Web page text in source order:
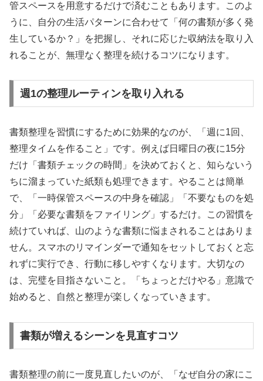
管スペースを用意するだけで済むこともあります。このよ
うに、自分の生活パターンに合わせて「何の書類が多く発
生しているか？」を把握し、それに応じた収納法を取り入
れることが、無理なく整理を続けるコツになります。
週1の整理ルーティンを取り入れる
書類整理を習慣にするために効果的なのが、「週に1回、
整理タイムを作ること」です。例えば日曜日の夜に15分
だけ「書類チェックの時間」を決めておくと、知らないう
ちに溜まっていた紙類も処理できます。やることは簡単
で、「一時保管スペースの中身を確認」「不要なものを処
分」「必要な書類をファイリング」するだけ。この習慣を
続けていれば、山のような書類に悩まされることはありま
せん。スマホのリマインダーで通知をセットしておくと忘
れずに実行でき、行動に移しやすくなります。大切なの
は、完璧を目指さないこと。「ちょっとだけやる」意識で
始めると、自然と整理が楽しくなっていきます。
書類が増えるシーンを見直すコツ
書類整理の前に一度見直したいのが、「なぜ自分の家にこ